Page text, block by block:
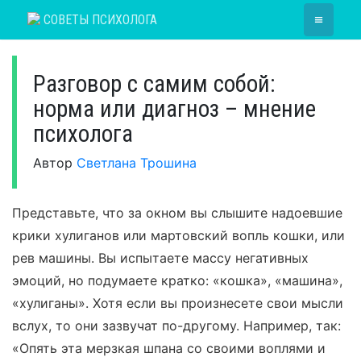
СОВЕТЫ ПСИХОЛОГА ≡
Разговор с самим собой:
норма или диагноз – мнение
психолога
Автор Светлана Трошина
Представьте, что за окном вы слышите надоевшие
крики хулиганов или мартовский вопль кошки, или
рев машины. Вы испытаете массу негативных
эмоций, но подумаете кратко: «кошка», «машина»,
«хулиганы». Хотя если вы произнесете свои мысли
вслух, то они зазвучат по-другому. Например, так:
«Опять эта мерзкая шпана со своими воплями и